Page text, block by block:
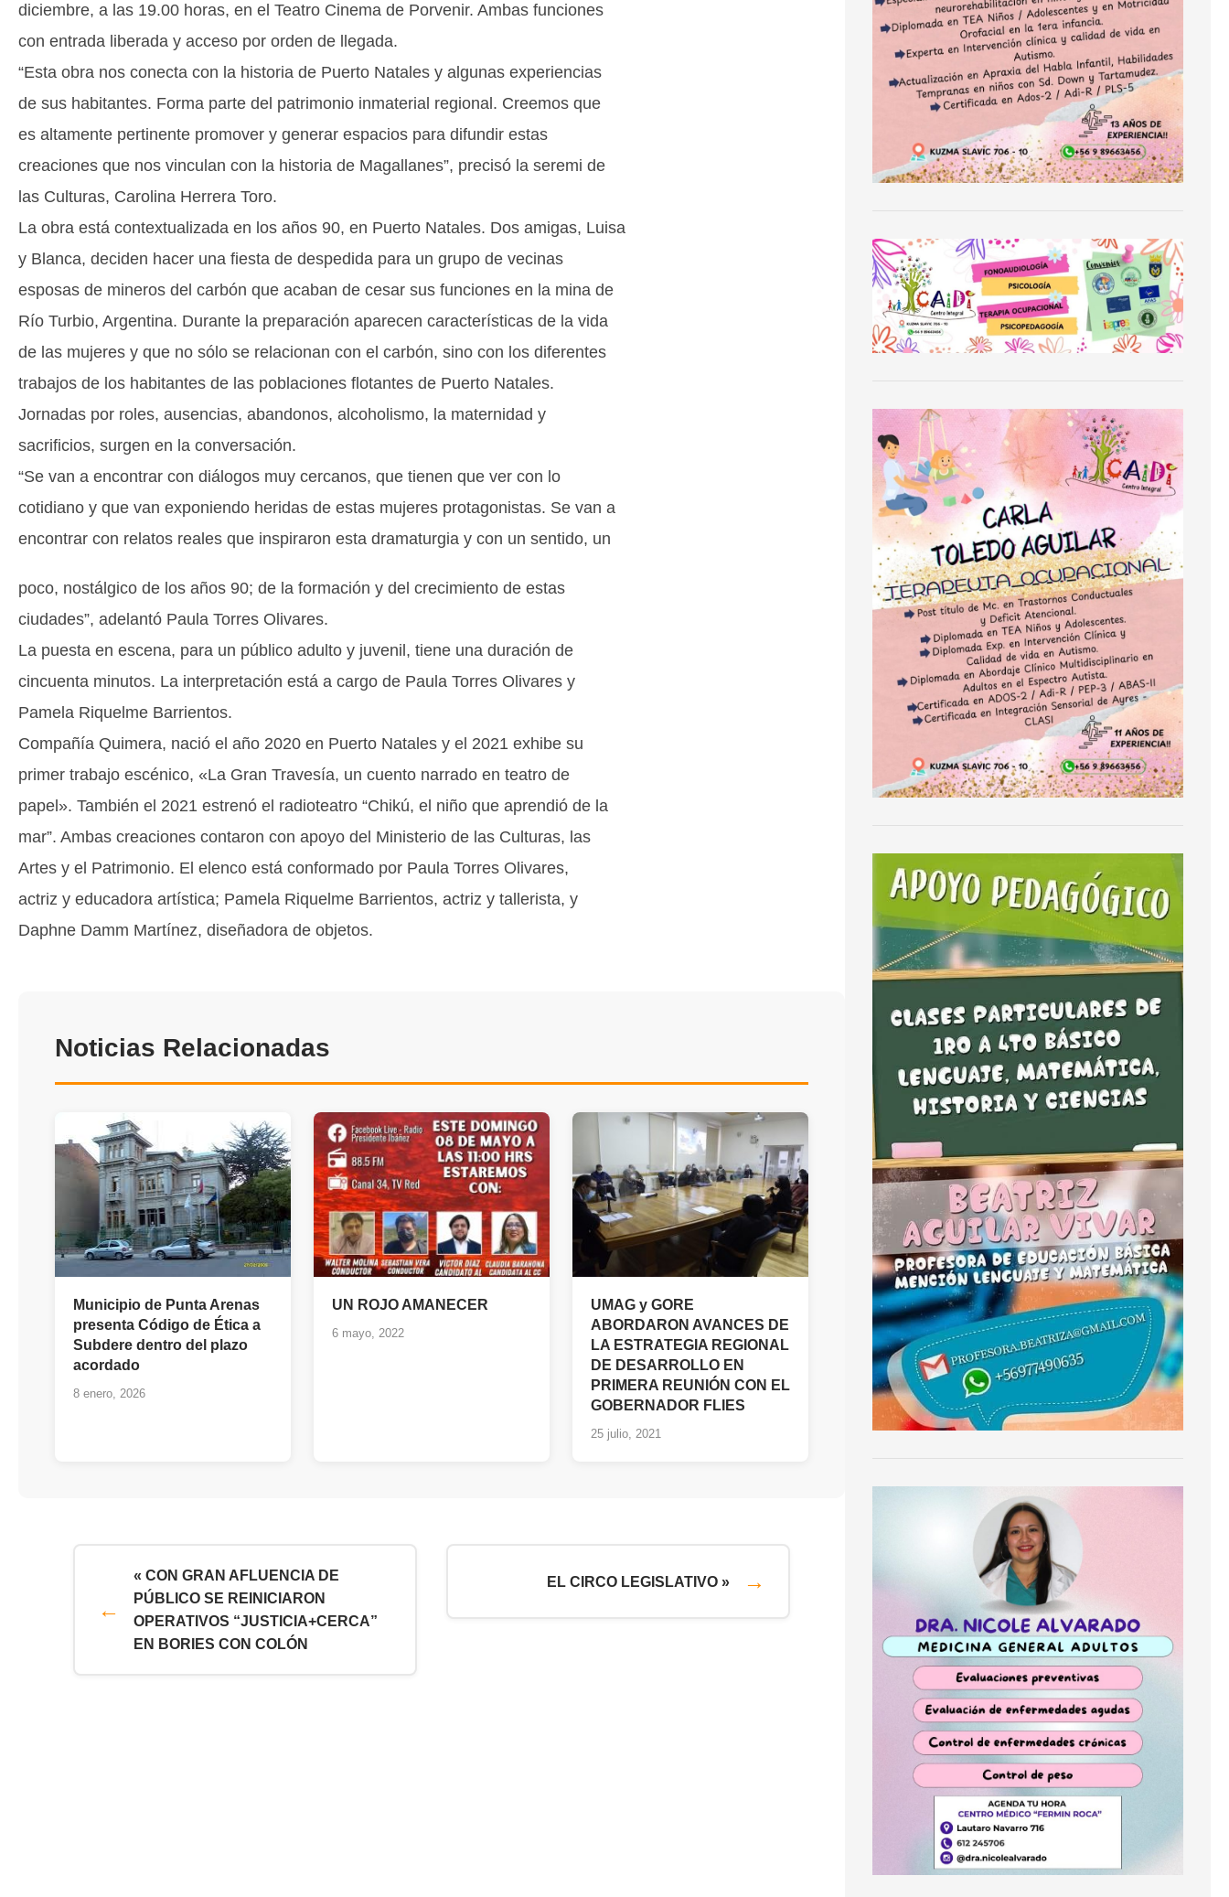
diciembre, a las 19.00 horas, en el Teatro Cinema de Porvenir. Ambas funciones
con entrada liberada y acceso por orden de llegada.
“Esta obra nos conecta con la historia de Puerto Natales y algunas experiencias
de sus habitantes. Forma parte del patrimonio inmaterial regional. Creemos que
es altamente pertinente promover y generar espacios para difundir estas
creaciones que nos vinculan con la historia de Magallanes”, precisó la seremi de
las Culturas, Carolina Herrera Toro.
La obra está contextualizada en los años 90, en Puerto Natales. Dos amigas, Luisa
y Blanca, deciden hacer una fiesta de despedida para un grupo de vecinas
esposas de mineros del carbón que acaban de cesar sus funciones en la mina de
Río Turbio, Argentina. Durante la preparación aparecen características de la vida
de las mujeres y que no sólo se relacionan con el carbón, sino con los diferentes
trabajos de los habitantes de las poblaciones flotantes de Puerto Natales.
Jornadas por roles, ausencias, abandonos, alcoholismo, la maternidad y
sacrificios, surgen en la conversación.
“Se van a encontrar con diálogos muy cercanos, que tienen que ver con lo
cotidiano y que van exponiendo heridas de estas mujeres protagonistas. Se van a
encontrar con relatos reales que inspiraron esta dramaturgia y con un sentido, un
poco, nostálgico de los años 90; de la formación y del crecimiento de estas
ciudades”, adelantó Paula Torres Olivares.
La puesta en escena, para un público adulto y juvenil, tiene una duración de
cincuenta minutos. La interpretación está a cargo de Paula Torres Olivares y
Pamela Riquelme Barrientos.
Compañía Quimera, nació el año 2020 en Puerto Natales y el 2021 exhibe su
primer trabajo escénico, «La Gran Travesía, un cuento narrado en teatro de
papel». También el 2021 estrenó el radioteatro “Chikú, el niño que aprendió de la
mar”. Ambas creaciones contaron con apoyo del Ministerio de las Culturas, las
Artes y el Patrimonio. El elenco está conformado por Paula Torres Olivares,
actriz y educadora artística; Pamela Riquelme Barrientos, actriz y tallerista, y
Daphne Damm Martínez, diseñadora de objetos.
Noticias Relacionadas
Municipio de Punta Arenas
presenta Código de Ética a
Subdere dentro del plazo
acordado
8 enero, 2026
UN ROJO AMANECER
6 mayo, 2022
UMAG y GORE
ABORDARON AVANCES DE
LA ESTRATEGIA REGIONAL
DE DESARROLLO EN
PRIMERA REUNIÓN CON EL
GOBERNADOR FLIES
25 julio, 2021
« CON GRAN AFLUENCIA DE
PÚBLICO SE REINICIARON
OPERATIVOS “JUSTICIA+CERCA”
EN BORIES CON COLÓN
EL CIRCO LEGISLATIVO »